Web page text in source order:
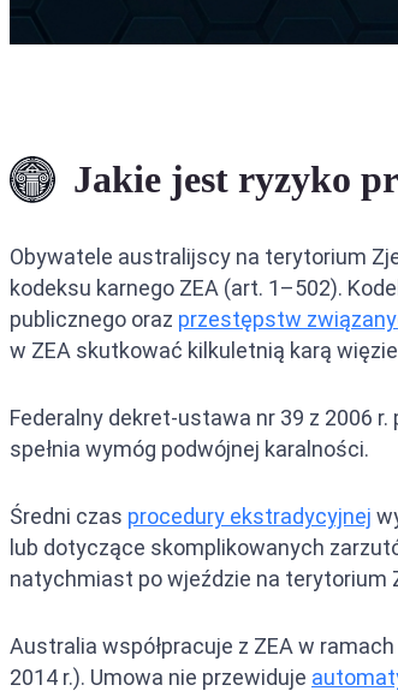
Jakie jest ryzyko
Obywatele australijscy na terytorium
kodeksu karnego ZEA (art. 1–502).
publicznego oraz przestępstw
w ZEA skutkować kilkuletnią karą
Federalny dekret-ustawa nr 39 z 2006
spełnia wymóg podwójnej karalności.
Średni czas procedury ekstradycyjnej
lub dotyczące skomplikowanych
natychmiast po wjeździe na terytorium
Australia współpracuje z ZEA w
2014 r.). Umowa nie przewiduje